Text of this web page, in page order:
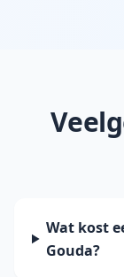
Wat kost
Gouda?